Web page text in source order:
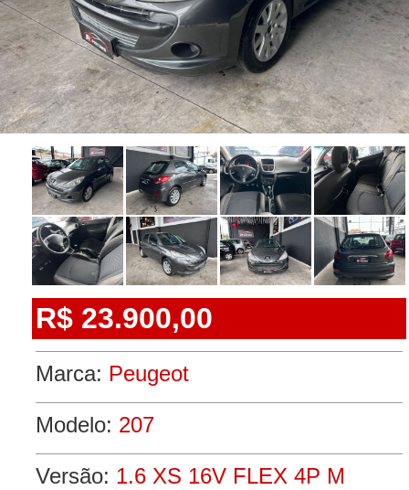
R$ 23.900,00
Marca: Peugeot
Modelo: 207
Versão: 1.6 XS 16V FLEX 4P M